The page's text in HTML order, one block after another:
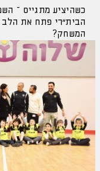
כשהיציע מתגייס –
הבית"רי פתח את הלב
המשחק?